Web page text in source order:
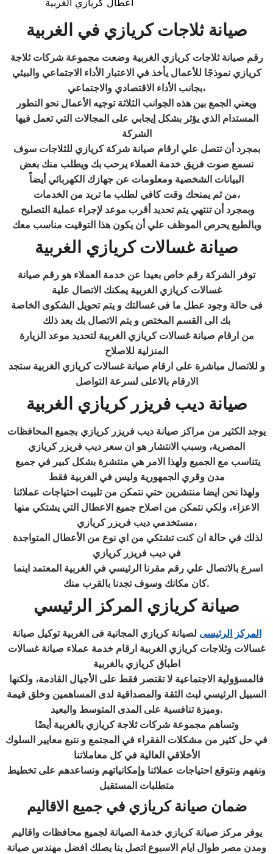
اعطال كريازي الغربية
صيانة ثلاجات كريازي في الغربية
رقم صيانة ثلاجات كريازي الغربية وضعت مجموعة شركات ثلاجة
كريازي نموذجًا للأعمال يأخذ في الاعتبار الأداء الاجتماعي والبيئي
بجانب الأداء الاقتصادي والاجتماعي،
ويعني الجمع بين هذه الجوانب الثلاثة توجيه الأعمال نحو التطور
المستدام الذي يؤثر بشكل إيجابي على المجالات التي تعمل فيها
الشركة
بمجرد أن تتصل علي ارقام صيانة شركة كريازي للثلاجات سوف
تسمع صوت فريق خدمة العملاء يرحب بك ويطلب منك بعض
البيانات الشخصية ومعلومات عن جهازك الكهربائي أيضاً
من ثم يمنحك وقت كافي لطلب ما تريد من الخدمات،
وبالطبع يحرص الموظف علي أن يكون هذا التوقيت مناسب معك
صيانة غسالات كريازي الغربية
توفر الشركة رقم خاص بعيدا عن خدمة العملاء هو رقم صيانة
غسالات كريازي الغربية يمكنك الاتصال علية
فى حالة وجود عطل ما فى غسالتك و يتم تحويل الشكوى الخاصة
بك الى القسم المختص و يتم الاتصال بك بعد ذلك
من ارقام صيانة غسالات كريازي الغربية لتحديد موعد الزيارة
المنزلية للاصلاح
و للاتصال مباشرة على ارقام صيانة غسالات كريازي الغربية ستجد
الارقام بالاعلى لسرعة التواصل
صيانة ديب فريزر كريازي الغربية
يوجد الكثير من مراكز صيانة ديب فريزر كريازي بجميع المحافظات
المصرية، وسبب الانتشار هو ان سعر ديب فريزر كريازي
مدن وقري الجمهورية وليس في الغربية فقط
ولهذا نحن ايضا منتشرين حتي نتمكن من تلبيت احتياجات عملائنا
الاعزاء، ولكي نتمكن من اصلاح جميع الاعطال التي يشتكي منها
مستخدمي ديب فريزر كريازي،
في ديب فريزر كريازي
كان مكانك وسوف تجدنا بالقرب منك.
صيانة كريازي المركز الرئيسي
المركز الرئيسى لصيانة كريازي المجانية فى الغربية توكيل صيانة
غسالات وثلاجات كريازي الغربية ارقام خدمة عملاء صيانة غسالات
اطباق كريازي بالغربية
فالمسؤولية الاجتماعية لا تقتصر فقط على الأجيال القادمة، ولكنها
السبيل الرئيسي لبث الثقة والمصداقية لدى المساهمين وخلق قيمة
وميزة تنافسية على المدى المتوسط والبعيد.
وتساهم مجموعة شركات ثلاجة كريازي بالغربية أيضًا
في حل كثير من مشكلات الفقراء في المجتمع و نتبع معايير السلوك
الأخلاقي العالية في كل معاملاتنا
ونفهم ونتوقع احتياجات عملائنا وإمكانياتهم ونساعدهم على تخطيط
متطلبات المستقبل
ضمان صيانةكريازي في جميع الاقاليم
يوفر مركز صيانة كريازي خدمة الصيانة لجميع محافظات واقاليم
ومدن مصر طوال ايام الاسبوع اتصل بنا يصلك افضل مهندس صيانة